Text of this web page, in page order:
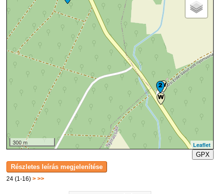
24 (1-16)> >>
300 m
Leaflet
GPX